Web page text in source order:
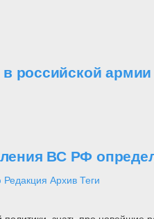
российской армии
ВС РФ
Редакция Архив Теги